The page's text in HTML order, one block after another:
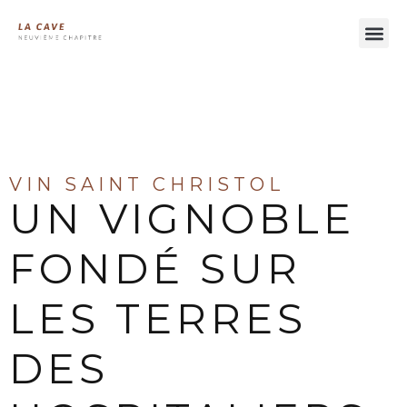
VIN SAINT CHRISTOL
UN VIGNOBLE
FONDÉ SUR
LES TERRES
DES